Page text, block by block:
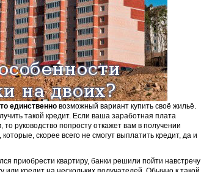
единственновозможный вариант купить своё жильё.
такой кредит. Если ваша заработная плата
руководство попросту откажет вам в получении
скорее всего не смогут выплатить кредит, да и
приобрести квартиру, банки решили пойти навстречу